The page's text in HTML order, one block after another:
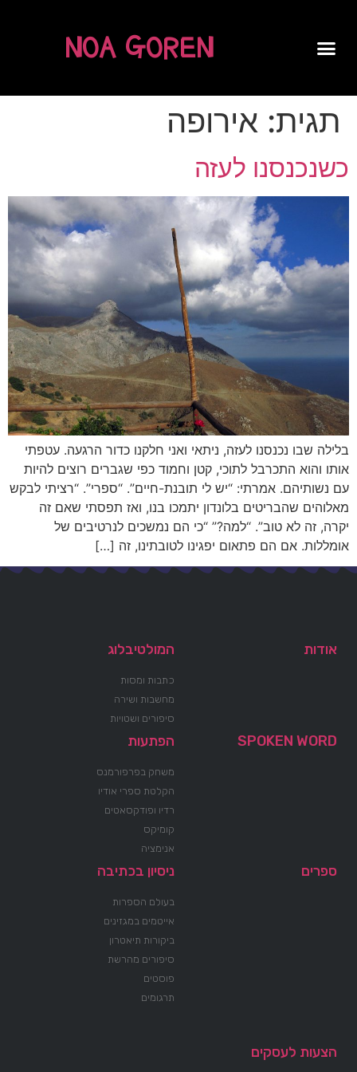
NOA GOREN
תגית: אירופה
כשנכנסנו לעזה
בלילה שבו נכנסנו לעזה, ניתאי ואני חלקנו כדור הרגעה. עטפתי
אותו והוא התכרבל לתוכי, קטן וחמוד כפי שגברים רוצים להיות
עם נשותיהם. אמרתי: “יש לי תובנת-חיים”. “ספרי”. “רציתי לבקש
מאלוהים שהבריטים בלונדון יתמכו בנו, ואז תפסתי שאם זה
יקרה, זה לא טוב”. “למה?” “כי הם נמשכים לנרטיבים של
אומללות. אם הם פתאום יפגינו לטובתינו, זה […]
אודות המולטיבלוג
כתבות ומסות
מחשבות ושירה
סיפורים ושטויות
SPOKEN WORD הפתעות
משחק בפרפורמנס
הקלטת ספרי אודיו
רדיו ופודקסאטים
קומיקס
אנימציה
ספרים ניסיון בכתיבה
בעולם הספרות
אייטמים במגזינים
ביקורות תיאטרון
סיפורים מהרשת
פוסטים
תרגומים
הצעות לעסקים